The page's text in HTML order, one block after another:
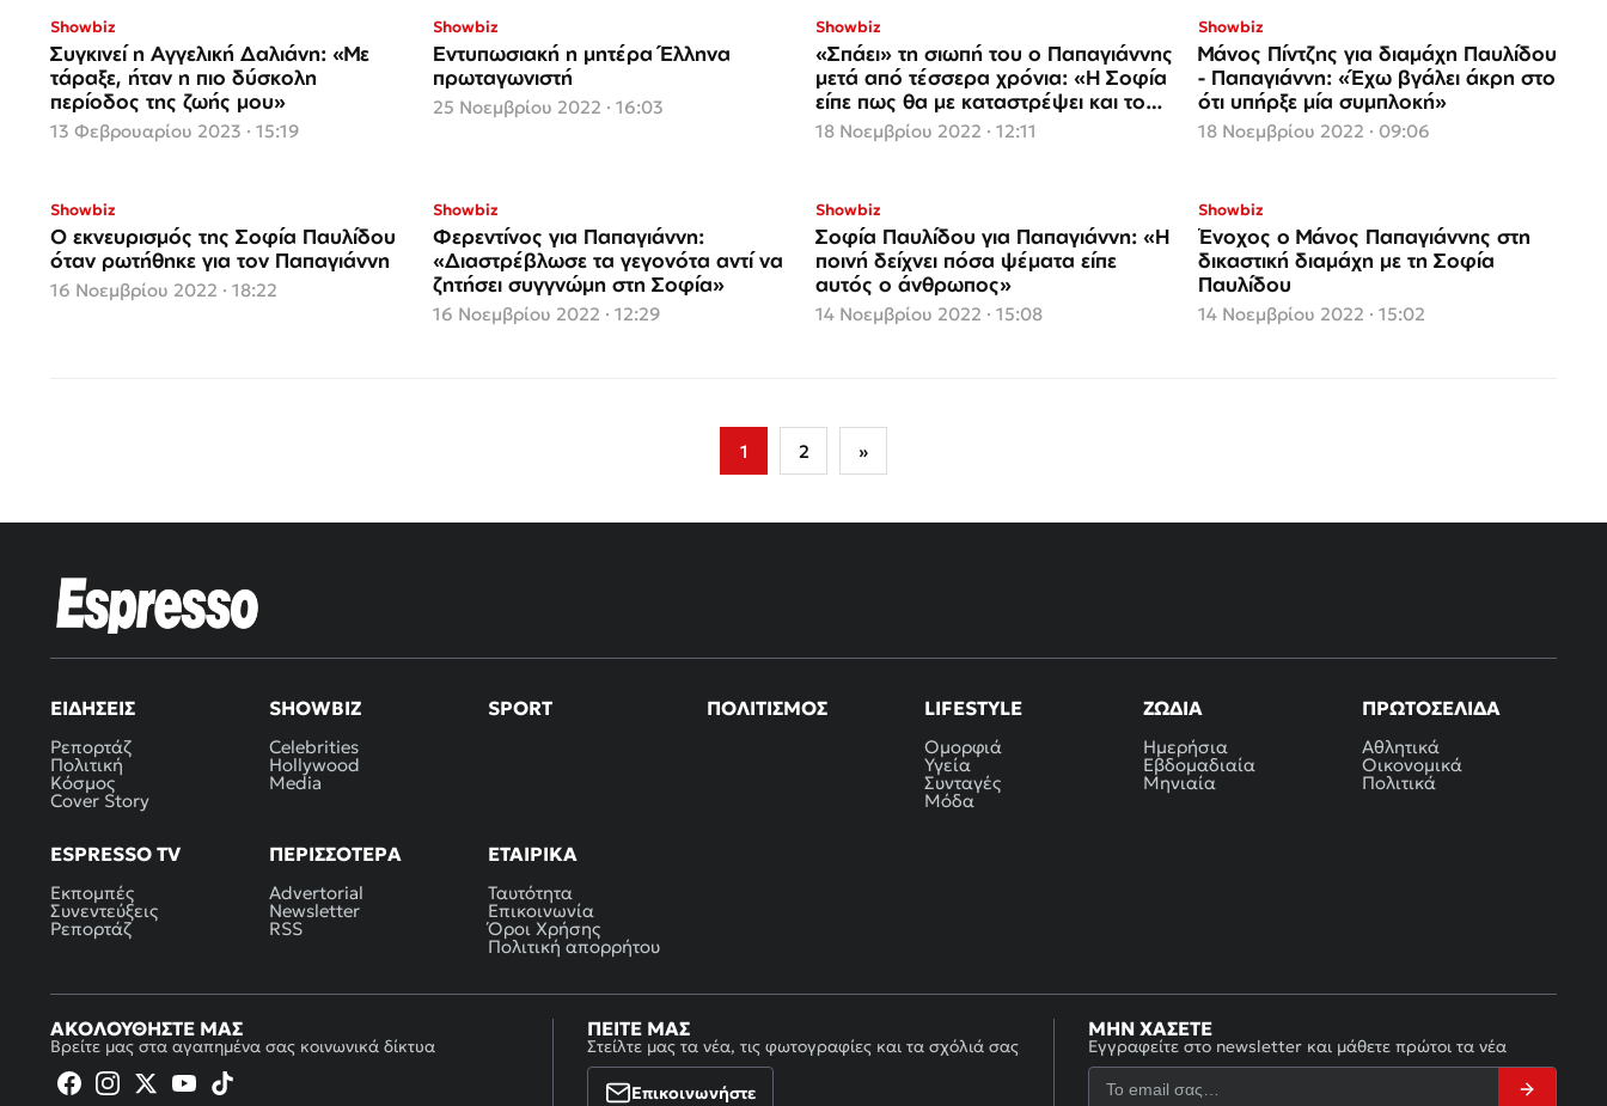
Showbiz
Συγκινεί η Αγγελική Δαλιάνη: «Με
τάραξε, ήταν η πιο δύσκολη
περίοδος της ζωής μου»
13 Φεβρουαρίου 2023 · 15:19
Showbiz
Εντυπωσιακή η μητέρα Έλληνα
πρωταγωνιστή
25 Νοεμβρίου 2022 · 16:03
Showbiz
«Σπάει» τη σιωπή του ο Παπαγιάννης
μετά από τέσσερα χρόνια: «Η Σοφία
είπε πως θα με καταστρέψει και το
έκανε»
18 Νοεμβρίου 2022 · 12:11
Showbiz
Μάνος Πίντζης για διαμάχη Παυλίδου
- Παπαγιάννη: «Έχω βγάλει άκρη στο
ότι υπήρξε μία συμπλοκή»
18 Νοεμβρίου 2022 · 09:06
Showbiz
Ο εκνευρισμός της Σοφία Παυλίδου
όταν ρωτήθηκε για τον Παπαγιάννη
16 Νοεμβρίου 2022 · 18:22
Showbiz
Φερεντίνος για Παπαγιάννη:
«Διαστρέβλωσε τα γεγονότα αντί να
ζητήσει συγγνώμη στη Σοφία»
16 Νοεμβρίου 2022 · 12:29
Showbiz
Σοφία Παυλίδου για Παπαγιάννη: «Η
ποινή δείχνει πόσα ψέματα είπε
αυτός ο άνθρωπος»
14 Νοεμβρίου 2022 · 15:08
Showbiz
Ένοχος ο Μάνος Παπαγιάννης στη
δικαστική διαμάχη με τη Σοφία
Παυλίδου
14 Νοεμβρίου 2022 · 15:02
1 2 »
ΕΙΔΉΣΕΙΣ
Ρεπορτάζ
Πολιτική
Κόσμος
Cover Story
SHOWBIZ
Celebrities
Hollywood
Media
SPORT ΠΟΛΙΤΙΣΜΌΣ LIFESTYLE
Ομορφιά
Υγεία
Συνταγές
Μόδα
ΖΏΔΙΑ
Ημερήσια
Εβδομαδιαία
Μηνιαία
ΠΡΩΤΟΣΈΛΙΔΑ
Αθλητικά
Οικονομικά
Πολιτικά
ESPRESSO TV
Εκπομπές
Συνεντεύξεις
Ρεπορτάζ
ΠΕΡΙΣΣΌΤΕΡΑ
Advertorial
Newsletter
RSS
ΕΤΑΙΡΙΚΆ
Ταυτότητα
Επικοινωνία
Όροι Χρήσης
Πολιτική απορρήτου
ΑΚΟΛΟΥΘΉΣΤΕ ΜΑΣ
Βρείτε μας στα αγαπημένα σας κοινωνικά δίκτυα
ΠΕΊΤΕ ΜΑΣ
Στείλτε μας τα νέα, τις φωτογραφίες και τα σχόλιά σας
Επικοινωνήστε
ΜΗΝ ΧΆΣΕΤΕ
Εγγραφείτε στο newsletter και μάθετε πρώτοι τα νέα